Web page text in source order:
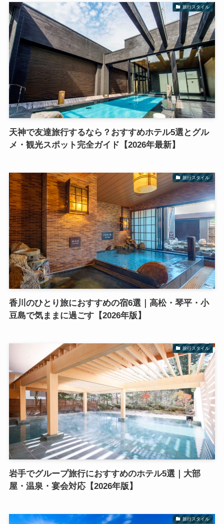
旅行スタイル
天神で友達旅行するなら？おすすめホテル5選とグル
メ・観光スポット完全ガイド【2026年最新】
旅行スタイル
香川のひとり旅におすすめの宿6選｜高松・琴平・小
豆島で気ままに過ごす【2026年版】
旅行スタイル
岩手でグループ旅行におすすめのホテル5選｜大部
屋・温泉・宴会対応【2026年版】
旅行スタイル